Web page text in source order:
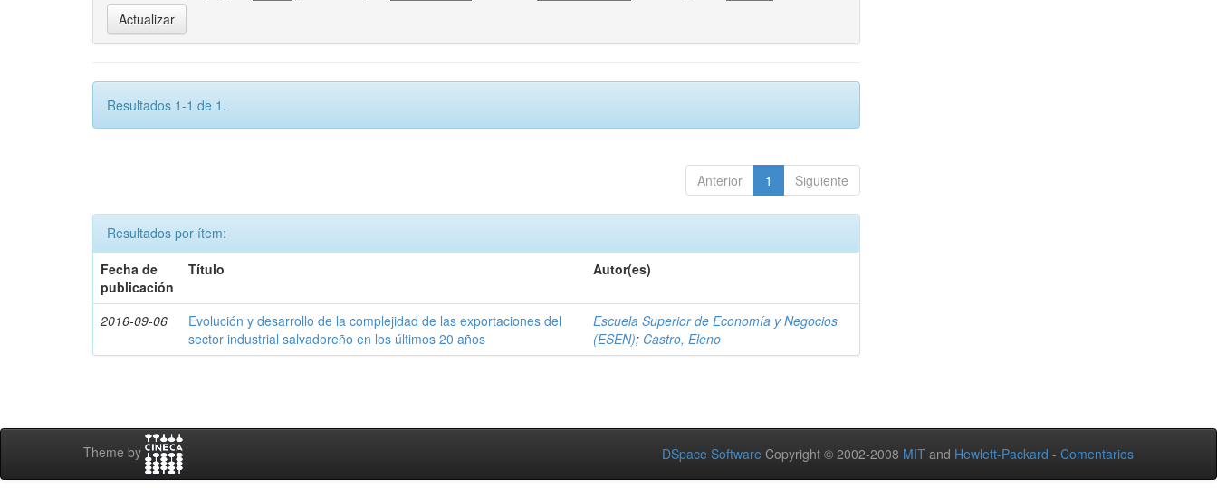
Resultados 1-1 de 1.
Anterior 1 Siguiente
Resultados por ítem:
Fecha de
publicación
Título Autor(es)
2016-09-06
Evolución y desarrollo de la complejidad de las exportaciones del
sector industrial salvadoreño en los últimos 20 años
Escuela Superior de Economía y Negocios
(ESEN); Castro, Eleno
Theme by DSpace Software Copyright © 2002-2008 MIT and Hewlett-Packard - Comentarios